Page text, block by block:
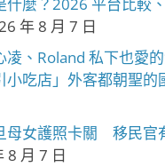
什麼？2026 平台比較
年 8 月 7 日
凌、Roland 私下也愛
小吃店」外客都朝聖的
母女護照卡關 移民官
8 月 7 日